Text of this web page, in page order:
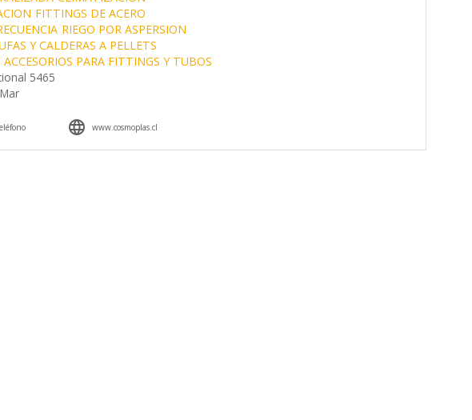
FITTINGS DE ACERO
RIEGO POR ASPERSION
Y CALDERAS A PELLETS
ACCESORIOS PARA FITTINGS Y TUBOS
5465
 www.cosmoplas.cl